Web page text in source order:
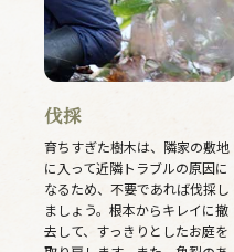
伐採
育ちすぎた樹木は、隣家の敷地
に入って近隣トラブルの原因に
なるため、不要であれば伐採し
ましょう。根本からキレイに撤
去して、すっきりとしたお庭を